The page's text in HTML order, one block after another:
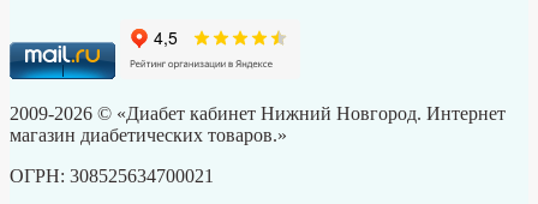
2009-2026 © «Диабет кабинет Нижний Новгород. Интернет
магазин диабетических товаров.»
ОГРН: 308525634700021